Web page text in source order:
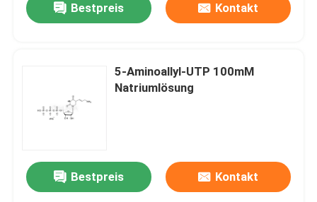
Bestpreis Kontakt
5-Aminoallyl-UTP 100mM
Natriumlösung
Bestpreis Kontakt